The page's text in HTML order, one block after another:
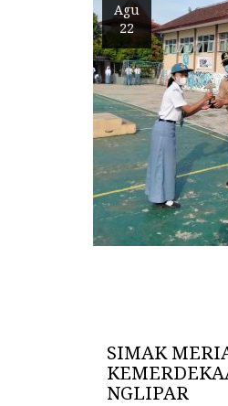
Agu
22
SIMAK
NGLIPAR